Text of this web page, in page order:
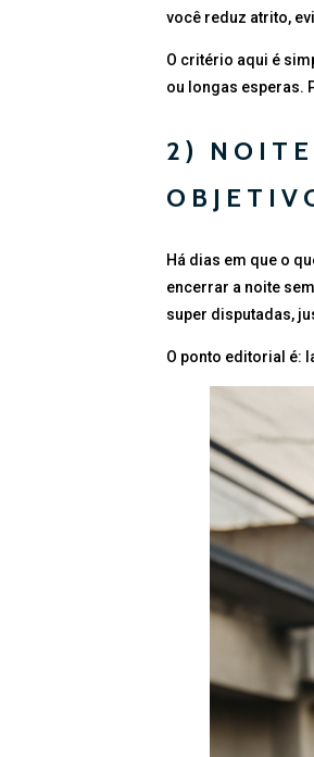
você reduz atrito,
O critério aqui é
ou longas esperas.
2)
Há dias em que o
encerrar a noite
super disputadas,
O ponto editorial é: